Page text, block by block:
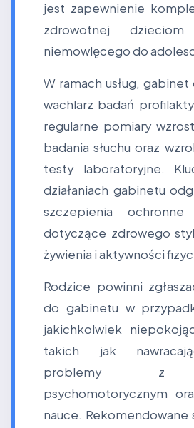
jest zapewnienie
zdrowotnej
niemowlęcego do
W ramach usług,
wachlarz badań
regularne pomiary
badania słuchu oraz
testy laboratoryjne.
działaniach gabinetu
szczepienia
dotyczące zdrowego
żywienia i aktywności
Rodzice powinni
do gabinetu w
jakichkolwiek
takich jak
problemy z
psychomotorycznym
nauce. Rekomendowane